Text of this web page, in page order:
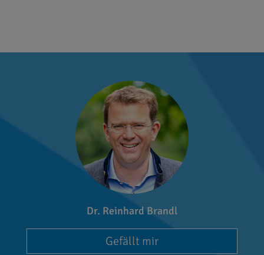
Dr. Reinhard Brandl
Gefällt mir